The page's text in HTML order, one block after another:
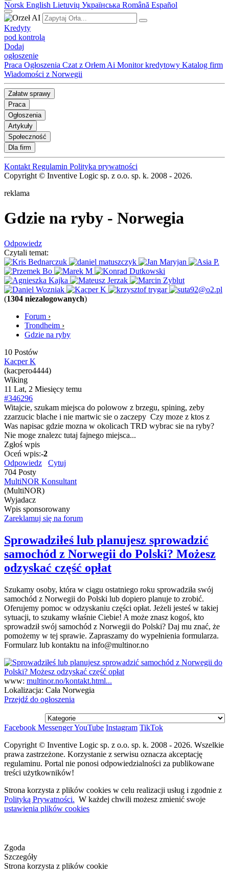
Norsk English Lietuvių Українська Română Español
Kredyty
pod kontrolą
Dodaj
ogłoszenie
Praca Ogłoszenia Czat z Orłem Ai Monitor kredytowy Katalog firm
Wiadomości z Norwegii
Załatw sprawy
Praca
Ogłoszenia
Artykuły
Społeczność
Dla firm
Kontakt Regulamin Polityka prywatności
Copyright © Inventive Logic sp. z o.o. sp. k. 2008 - 2026.
reklama
Gdzie na ryby - Norwegia
Odpowiedz
Czytali temat:
(1304 niezalogowanych)
Forum ›
Trondheim ›
Gdzie na ryby
10 Postów
Kacper K
(kacpero4444)
Wiking
11 Lat, 2 Miesięcy temu
#346296
Witajcie, szukam miejsca do polowow z brzegu, spining, zeby
zzarzucic blache i nie martwic sie o zaczepy Czy moze z ktos z
Was napisac gdzie mozna w okolicach TRD wybrac sie na ryby?
Nie moge znalezc tutaj fajnego miejsca...
Zgłoś wpis
Oceń wpis:-2
Odpowiedz
Cytuj
704 Posty
MultiNOR Konsultant
(MultiNOR)
Wyjadacz
Wpis sponsorowany
Zareklamuj się na forum
Sprowadziłeś lub planujesz sprowadzić
samochód z Norwegii do Polski? Możesz
odzyskać część opłat
Szukamy osoby, która w ciągu ostatniego roku sprowadziła swój
samochód z Norwegii do Polski lub dopiero planuje to zrobić.
Oferujemy pomoc w odzyskaniu części opłat. Jeżeli jesteś w takiej
sytuacji, to szukamy właśnie Ciebie! A może znasz kogoś, kto
sprowadził swój samochód z Norwegii do Polski? Daj mu znać, że
pomożemy w tej sprawie. Zapraszamy do wypełnienia formularza.
Formularz lub kontaktu na info@multinor.no
www: multinor.no/kontakt.html...
Lokalizacja: Cała Norwegia
Przejdź do ogłoszenia
Facebook MessengerYouTube Instagram TikTok
Copyright © Inventive Logic sp. z o.o. sp. k. 2008 - 2026. Wszelkie
prawa zastrzeżone. Korzystanie z serwisu oznacza akceptację
regulaminu. Portal nie ponosi odpowiedzialności za publikowane
treści użytkowników!
Strona korzysta z plików cookies w celu realizacji usług i zgodnie z
Polityką Prywatności. W każdej chwili możesz zmienić swoje
ustawienia plików cookies
Zgoda
Szczegóły
Strona korzysta z plików cookie